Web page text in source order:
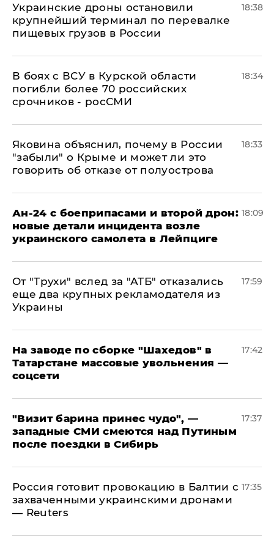
Украинские дроны остановили
крупнейший терминал по перевалке
пищевых грузов в России
18:38
В боях с ВСУ в Курской области
погибли более 70 российских
срочников - росСМИ
18:34
Яковина объяснил, почему в России
"забыли" о Крыме и может ли это
говорить об отказе от полуострова
18:33
Ан-24 с боеприпасами и второй дрон:
новые детали инцидента возле
украинского самолета в Лейпциге
18:09
От "Трухи" вслед за "АТБ" отказались
еще два крупных рекламодателя из
Украины
17:59
На заводе по сборке "Шахедов" в
Татарстане массовые увольнения —
соцсети
17:42
"Визит барина принес чудо", —
западные СМИ смеются над Путиным
после поездки в Сибирь
17:37
​Россия готовит провокацию в Балтии с
захваченными украинскими дронами
— Reuters
17:35